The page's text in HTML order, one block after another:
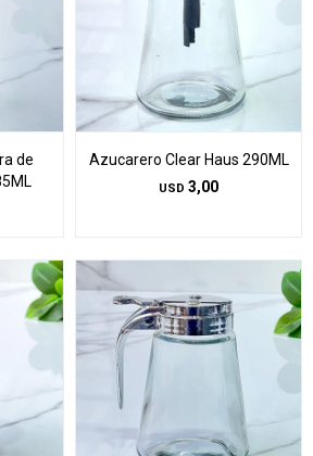
de
Azucarero Clear Haus 290ML
USD 3,00